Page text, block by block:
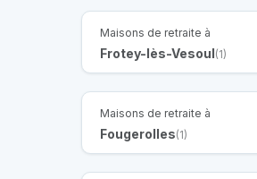
Maisons de retraite à
Frotey-lès-Vesoul(1)
Maisons de retraite à
Fougerolles(1)